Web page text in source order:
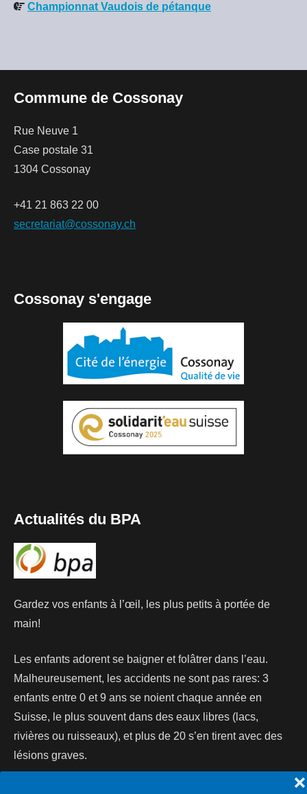
❌
Championnat Vaudois de pétanque
Commune de Cossonay
Rue Neuve 1
Case postale 31
1304 Cossonay
+41 21 863 22 00
secretariat@cossonay.ch
Cossonay s'engage
Actualités du BPA
Gardez vos enfants à l’œil, les plus petits à portée de
main!
Les enfants adorent se baigner et folâtrer dans l’eau.
Malheureusement, les accidents ne sont pas rares: 3
enfants entre 0 et 9 ans se noient chaque année en
Suisse, le plus souvent dans des eaux libres (lacs,
rivières ou ruisseaux), et plus de 20 s’en tirent avec des
lésions graves.